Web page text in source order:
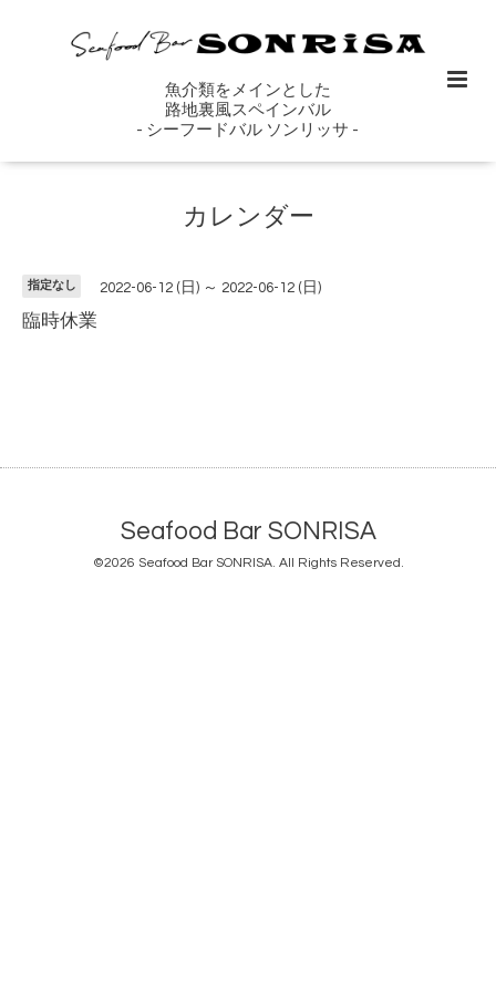
魚介類をメインとした
路地裏風スペインバル
- シーフードバル ソンリッサ -
カレンダー
指定なし 2022-06-12 (日) ～ 2022-06-12 (日)
臨時休業
Seafood Bar SONRISA
©2026 Seafood Bar SONRISA. All Rights Reserved.